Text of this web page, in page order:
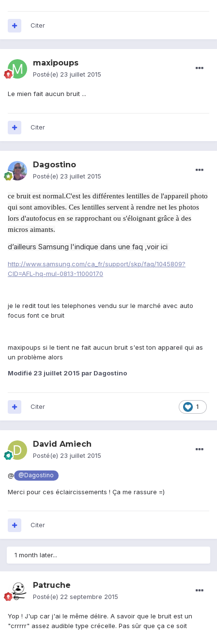
Citer
maxipoups
Posté(e) 23 juillet 2015
Le mien fait aucun bruit ...
Citer
Dagostino
Posté(e) 23 juillet 2015
ce bruit est normal.C'est les différentes lentilles de l'appareil photo
qui sont amovibles. Ces lentilles servent à rendre net les photos
lors d'autofocus en se rapprochant ou s'éloignant grâce à des
micros aimants.
​d’ailleurs Samsung l'indique dans une faq ,voir ici
http://www.samsung.com/ca_fr/support/skp/faq/1045809?
CID=AFL-hq-mul-0813-11000170
je le redit tout les telephones vendu sur le marché avec auto
focus font ce bruit
maxipoups si le tient ne fait aucun bruit s'est ton appareil qui as
un problème alors
Modifié 23 juillet 2015 par Dagostino
1
Citer
David Amiech
Posté(e) 23 juillet 2015
@ @Dagostino
Merci pour ces éclaircissements ! Ça me rassure =)
Citer
1 month later...
Patruche
Posté(e) 22 septembre 2015
Yop ! J'up car j'ai le même délire. A savoir que le bruit est un
"crrrrr" assez audible type crécelle. Pas sûr que ça ce soit